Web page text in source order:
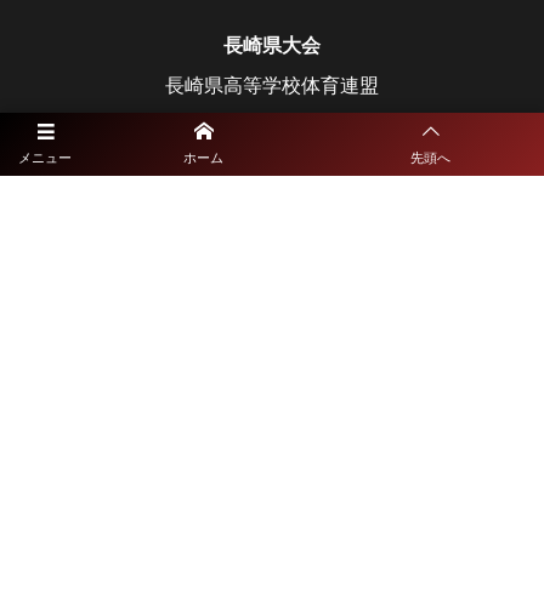
メニュー ホーム 先頭へ
長崎県大会
長崎県高等学校体育連盟
長崎県教育委員会